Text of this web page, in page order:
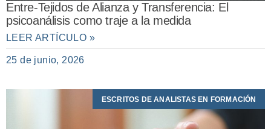
Entre-Tejidos de Alianza y Transferencia: El
psicoanálisis como traje a la medida
LEER ARTÍCULO »
25 de junio, 2026
ESCRITOS DE ANALISTAS EN FORMACIÓN